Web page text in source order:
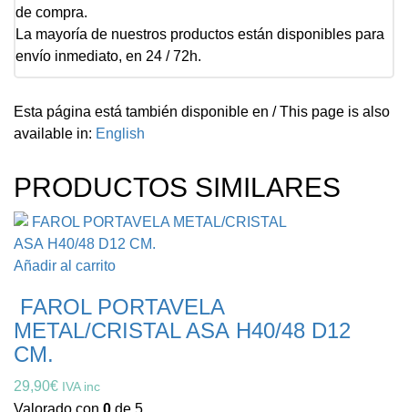
de compra.
La mayoría de nuestros productos están disponibles para
envío inmediato, en 24 / 72h.
Esta página está también disponible en / This page is also
available in: English
PRODUCTOS SIMILARES
Añadir al carrito
FAROL PORTAVELA
METAL/CRISTAL ASA H40/48 D12
CM.
29,90€ IVA inc
Valorado con 0 de 5